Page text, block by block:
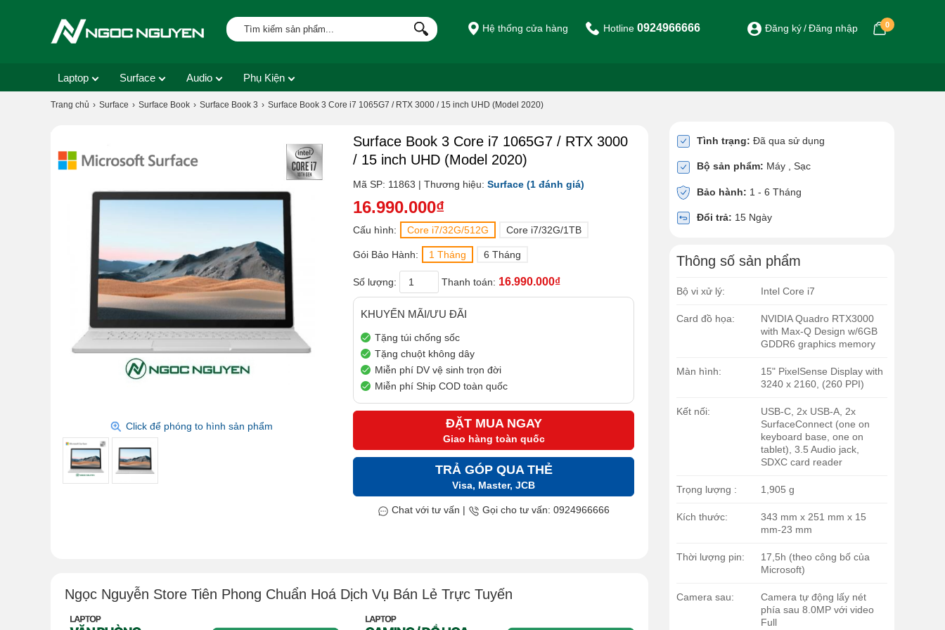
Hệ thống cửa hàng Hotline 0924966666 Đăng ký Đăng nhập 0
Laptop Surface Audio Phụ Kiện
Trang chủ Surface Surface Book Surface Book 3 Surface Book 3 Core i7 1065G7 / RTX 3000 / 15 inch UHD (Model 2020)
Click để phóng to hình sản phẩm
Surface Book 3 Core i7 1065G7 / RTX 3000
/ 15 inch UHD (Model 2020)
Mã SP: 11863 | Thương hiệu: Surface (1 đánh giá)
16.990.000₫
Cấu hình: Core i7/32G/512G Core i7/32G/1TB
Gói Bảo Hành: 1 Tháng 6 Tháng
Số lượng: Thanh toán: 16.990.000₫
KHUYẾN MÃI/ƯU ĐÃI
Tặng túi chống sốc
Tặng chuột không dây
Miễn phí DV vệ sinh trọn đời
Miễn phí Ship COD toàn quốc
ĐẶT MUA NGAY
Giao hàng toàn quốc
TRẢ GÓP QUA THẺ
Visa, Master, JCB
Chat với tư vấn | Gọi cho tư vấn: 0924966666
Ngọc Nguyễn Store Tiên Phong Chuẩn Hoá Dịch Vụ Bán Lẻ Trực Tuyến
Tình trạng: Đã qua sử dụng
Bộ sản phẩm: Máy , Sạc
Bảo hành: 1 - 6 Tháng
Đổi trả: 15 Ngày
Thông số sản phẩm
Bộ vi xử lý: Intel Core i7
Card đồ họa:
NVIDIA Quadro RTX3000
with Max-Q Design w/6GB
GDDR6 graphics memory
Màn hình:
15" PixelSense Display with
3240 x 2160, (260 PPI)
Kết nối:
USB-C, 2x USB-A, 2x
SurfaceConnect (one on
keyboard base, one on
tablet), 3.5 Audio jack,
SDXC card reader
Trọng lượng : 1,905 g
Kích thước:
343 mm x 251 mm x 15
mm-23 mm
Thời lượng pin:
17,5h (theo công bố của
Microsoft)
Camera sau:
Camera tự động lấy nét
phía sau 8.0MP với video
Full